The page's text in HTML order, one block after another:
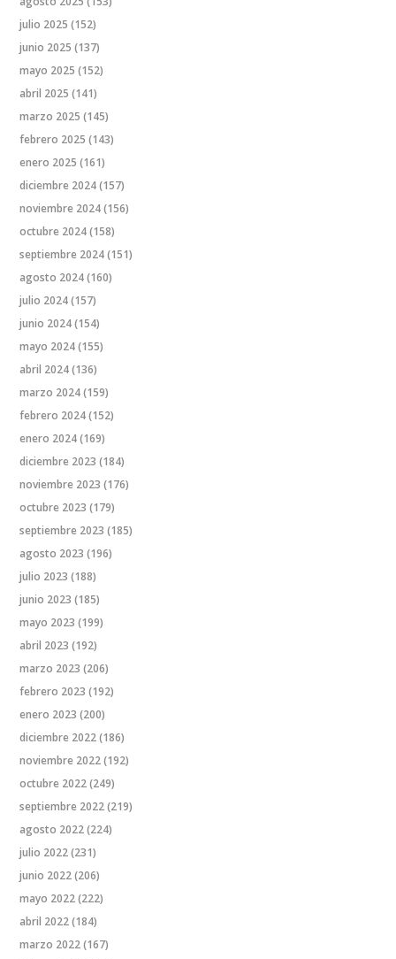
julio 2025 (152)
junio 2025 (137)
mayo 2025 (152)
abril 2025 (141)
marzo 2025 (145)
febrero 2025 (143)
enero 2025 (161)
diciembre 2024(157)
noviembre 2024(156)
octubre 2024(158)
septiembre 2024(151)
agosto 2024(160)
julio 2024(157)
junio 2024(154)
mayo 2024(155)
abril 2024(136)
marzo 2024(159)
febrero 2024(152)
enero 2024(169)
diciembre 2023 (184)
noviembre 2023 (176)
octubre 2023 (179)
septiembre 2023 (185)
agosto 2023 (196)
julio 2023 (188)
junio 2023 (185)
mayo 2023 (199)
abril 2023 (192)
marzo 2023 (206)
febrero 2023 (192)
enero 2023 (200)
diciembre 2022(186)
noviembre 2022(192)
octubre 2022(249)
septiembre 2022(219)
agosto 2022(224)
julio 2022(231)
junio 2022(206)
mayo 2022(222)
abril 2022(184)
marzo 2022(167)